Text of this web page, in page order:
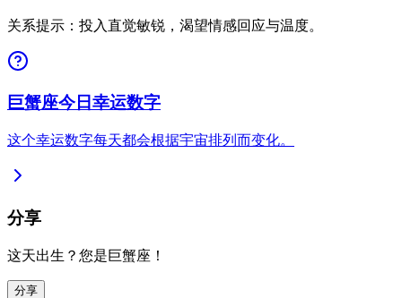
关系提示：投入直觉敏锐，渴望情感回应与温度。
巨蟹座今日幸运数字
这个幸运数字每天都会根据宇宙排列而变化。
分享
这天出生？您是巨蟹座！
分享